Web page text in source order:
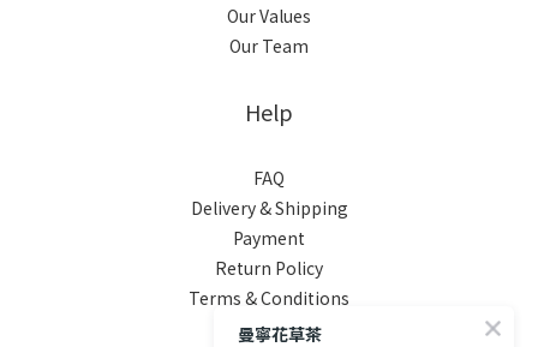
Our Values
Our Team
Help
FAQ
Delivery & Shipping
Payment
Return Policy
Terms & Conditions
曼寧花草茶